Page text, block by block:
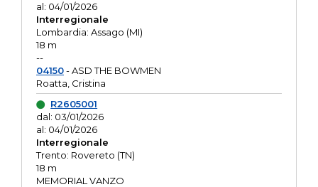
al: 04/01/2026
Interregionale
Lombardia: Assago (MI)
18 m
--
04150- ASD THE BOWMEN
Roatta, Cristina
R2605001
dal: 03/01/2026
al: 04/01/2026
Interregionale
Trento: Rovereto (TN)
18 m
MEMORIAL VANZO